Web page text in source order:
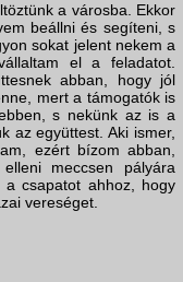
a városba. Ekkor
beállni és segíteni, s
sokat jelent nekem a
el a feladatot.
abban, hogy jól
mert a támogatók is
s nekünk az is a
az együttest. Aki ismer,
ezért bízom abban,
meccsen pályára
csapatot ahhoz, hogy
vereséget.